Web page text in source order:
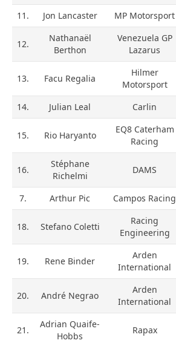
11. Jon Lancaster MP Motorsport
12.
Nathanaël
Berthon
Venezuela GP
Lazarus
13. Facu Regalia
Hilmer
Motorsport
14. Julian Leal Carlin
15. Rio Haryanto
EQ8 Caterham
Racing
16.
Stéphane
Richelmi
DAMS
7. Arthur Pic Campos Racing
18. Stefano Coletti
Racing
Engineering
19. Rene Binder
Arden
International
20. André Negrao
Arden
International
21.
Adrian Quaife-
Hobbs
Rapax